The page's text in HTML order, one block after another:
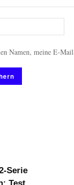
Namen, meine E-
Serie